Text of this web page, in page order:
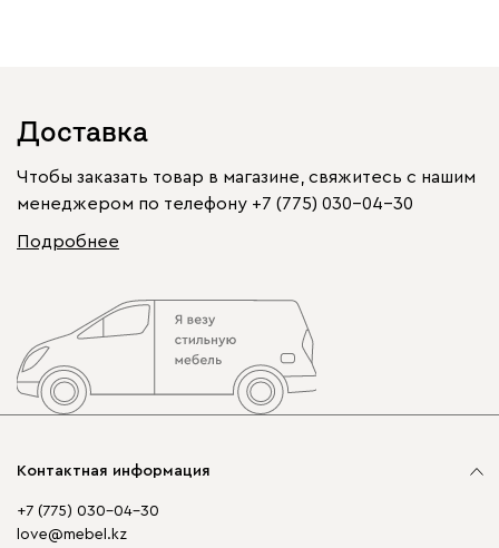
Доставка
Чтобы заказать товар в магазине, свяжитесь с нашим
менеджером по телефону +7 (775) 030-04-30
Подробнее
Контактная информация
+7 (775) 030-04-30
love@mebel.kz